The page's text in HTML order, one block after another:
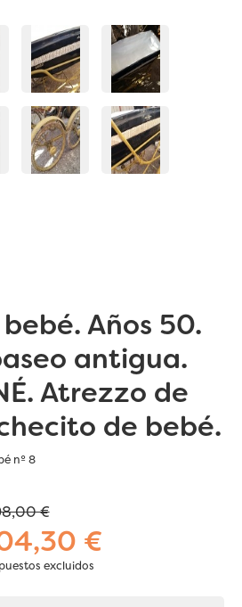
Años 50.
antigua.
Atrezzo de
de bebé.
nº 8
€
€
excluidos